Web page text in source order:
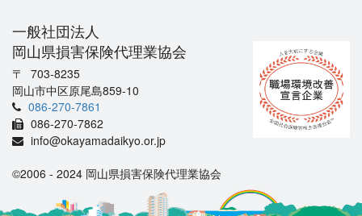
一般社団法人
岡山県損害保険代理業協会
703-8235
岡山市中区原尾島859-10
086-270-7861
086-270-7862
info@okayamadaikyo.or.jp
©2006 - 2024 岡山県損害保険代理業協会